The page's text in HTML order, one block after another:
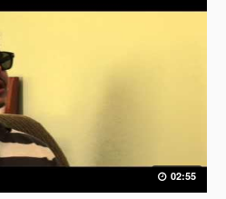
02:55